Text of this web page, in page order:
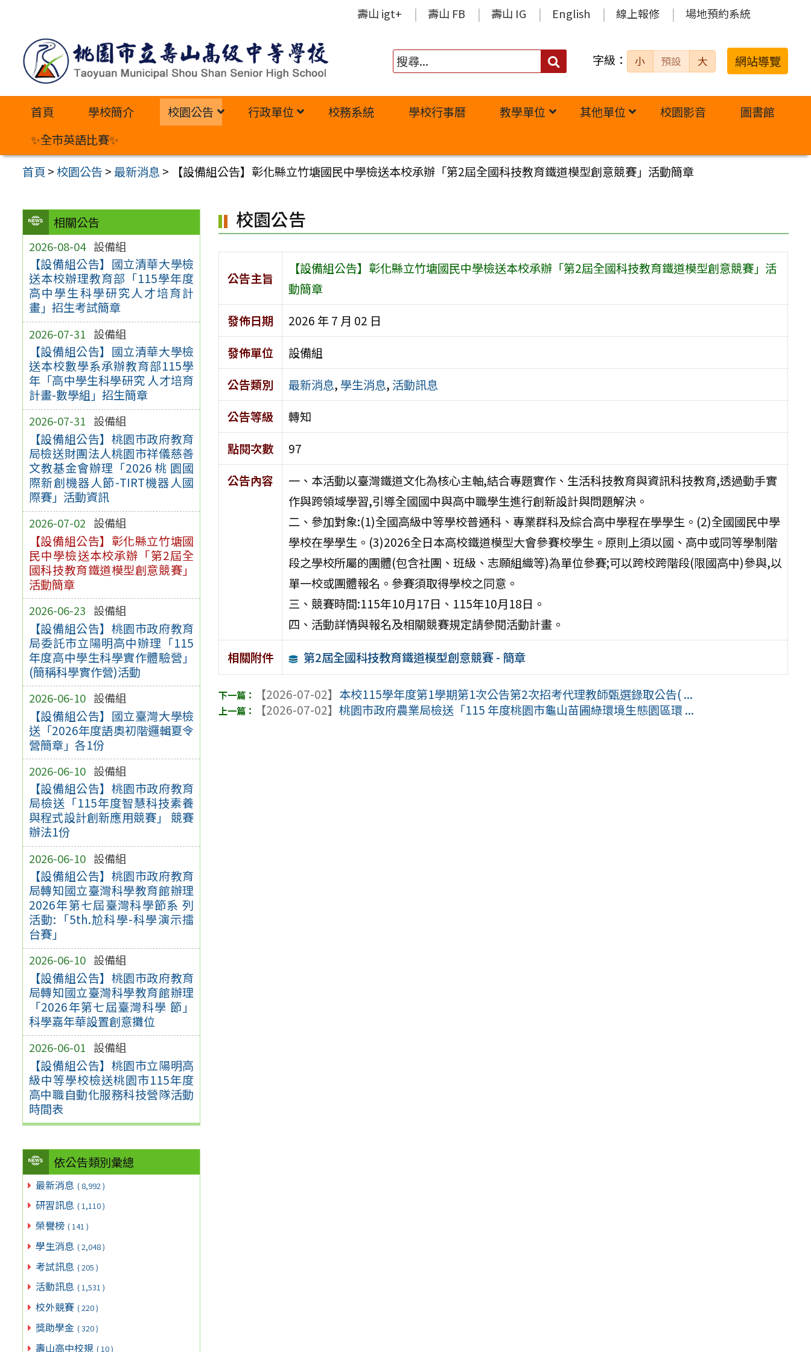
內
壽山 igt+ 壽山 FB 壽山 IG English 線上報修 場地預約系統
搜
字級： 小 預設 大 網站導覽
首頁 學校簡介 校園公告 行政單位 校務系統 學校行事曆 教學單位 其他單位 校園影音
圖書館
✨全市英語比賽✨
首頁 >校園公告 >最新消息 > 【設備組公告】彰化縣立竹塘國民中學檢送本校承辦「第2屆全國科技教育鐵道模型創意競賽」活動簡章
相關公告
2026-08-04 設備組
【設備組公告】國立清華大學檢
送本校辦理教育部「115學年度
高中學生科學研究人才培育計
畫」招生考試簡章
2026-07-31 設備組
【設備組公告】國立清華大學檢
送本校數學系承辦教育部115學
年「高中學生科學研究 人才培育
計畫-數學組」招生簡章
2026-07-31 設備組
【設備組公告】桃園市政府教育
局檢送財團法人桃園市祥儀慈善
文教基金會辦理「2026 桃 園國
際新創機器人節-TIRT機器人國
際賽」活動資訊
2026-07-02 設備組
【設備組公告】彰化縣立竹塘國
民中學檢送本校承辦「第2屆全
國科技教育鐵道模型創意競賽」
活動簡章
2026-06-23 設備組
【設備組公告】桃園市政府教育
局委託市立陽明高中辦理「115
年度高中學生科學實作體驗營」
(簡稱科學實作營)活動
2026-06-10 設備組
【設備組公告】國立臺灣大學檢
送「2026年度語奧初階邏輯夏令
營簡章」各1份
2026-06-10 設備組
【設備組公告】桃園市政府教育
局檢送「115年度智慧科技素養
與程式設計創新應用競賽」 競賽
辦法1份
2026-06-10 設備組
【設備組公告】桃園市政府教育
局轉知國立臺灣科學教育館辦理
2026年第七屆臺灣科學節系 列
活動:「5th.尬科學-科學演示擂
台賽」
2026-06-10 設備組
【設備組公告】桃園市政府教育
局轉知國立臺灣科學教育館辦理
「2026年第七屆臺灣科學 節」
科學嘉年華設置創意攤位
2026-06-01 設備組
【設備組公告】桃園市立陽明高
級中等學校檢送桃園市115年度
高中職自動化服務科技營隊活動
時間表
依公告類別彙總
最新消息 ( 8,992 )
研習訊息 ( 1,110 )
榮譽榜 ( 141 )
學生消息 ( 2,048 )
考試訊息 ( 205 )
活動訊息 ( 1,531 )
校外競賽 ( 220 )
獎助學金 ( 320 )
壽山高中校規 ( 10 )
校園公告
公告主旨
【設備組公告】彰化縣立竹塘國民中學檢送本校承辦「第2屆全國科技教育鐵道模型創意競賽」活
動簡章
發佈日期
2026 年 7 月 02 日
發佈單位
設備組
公告類別
最新消息, 學生消息, 活動訊息
公告等級
轉知
點閱次數
97
公告內容
一、本活動以臺灣鐵道文化為核心主軸,結合專題實作、生活科技教育與資訊科技教育,透過動手實
作與跨領域學習,引導全國國中與高中職學生進行創新設計與問題解決。
二、參加對象:(1)全國高級中等學校普通科、專業群科及綜合高中學程在學學生。(2)全國國民中學
學校在學學生。(3)2026全日本高校鐵道模型大會參賽校學生。原則上須以國、高中或同等學制階
段之學校所屬的團體(包含社團、班級、志願組織等)為單位參賽;可以跨校跨階段(限國高中)參與,以
單一校或團體報名。參賽須取得學校之同意。
三、競賽時間:115年10月17日、115年10月18日。
四、活動詳情與報名及相關競賽規定請參閱活動計畫。
相關附件
第2屆全國科技教育鐵道模型創意競賽 - 簡章
【2026-07-02】 本校115學年度第1學期第1次公告第2次招考代理教師甄選錄取公告( ...
【2026-07-02】桃園市政府農業局檢送「115 年度桃園市龜山苗圃綠環境生態園區環 ...